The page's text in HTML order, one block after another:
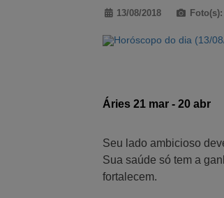
13/08/2018
Áries 21 mar - 20 abr
Seu lado ambicioso
Sua saúde só tem a
fortalecem.